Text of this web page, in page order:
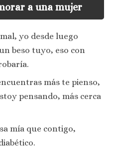
a una mujer
yo desde luego
beso tuyo, eso con
más te pienso,
pensando, más cerca
mía que contigo,